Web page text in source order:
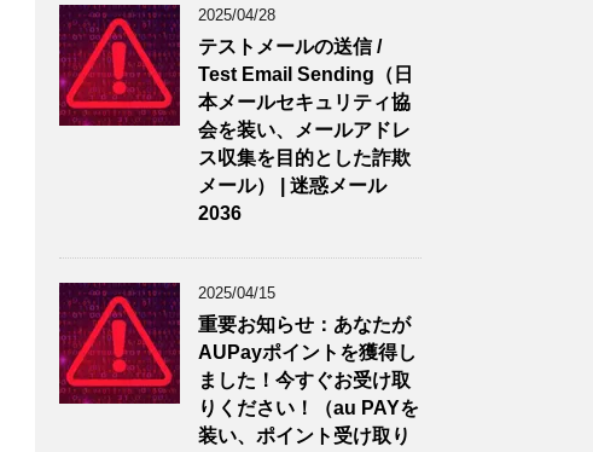
2025/04/28
テストメールの送信 /
Test Email Sending（日
本メールセキュリティ協
会を装い、メールアドレ
ス収集を目的とした詐欺
メール） | 迷惑メール
2036
2025/04/15
重要お知らせ：あなたが
AUPayポイントを獲得し
ました！今すぐお受け取
りください！（au PAYを
装い、ポイント受け取り